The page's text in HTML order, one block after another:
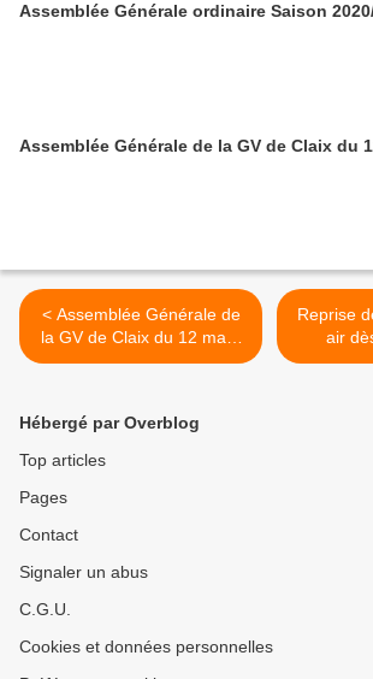
Assemblée Générale ordinaire Saison
Assemblée Générale de la GV de Claix du
< Assemblée Générale de
la GV de Claix du 12 mars
2021
Reprise
Hébergé par Overblog
Top articles
Pages
Contact
Signaler un abus
C.G.U.
Cookies et données personnelles